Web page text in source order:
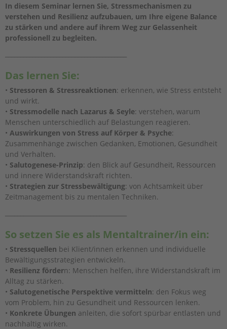
In diesem Seminar lernen Sie, Stressmechanismen zu
verstehen und Resilienz aufzubauen, um Ihre eigene Balance
zu stärken und andere auf ihrem Weg zur Gelassenheit
professionell zu begleiten.
Das lernen Sie:
• Stressoren & Stressreaktionen: erkennen, wie Stress entsteht
und wirkt.
• Stressmodelle nach Lazarus & Seyle: verstehen, warum
Menschen unterschiedlich auf Belastungen reagieren.
• Auswirkungen von Stress auf Körper & Psyche:
Zusammenhänge zwischen Gedanken, Emotionen, Gesundheit
und Verhalten.
• Salutogenese-Prinzip: den Blick auf Gesundheit, Ressourcen
und innere Widerstandskraft richten.
• Strategien zur Stressbewältigung: von Achtsamkeit über
Zeitmanagement bis zu mentalen Techniken.
So setzen Sie es als Mentaltrainer/in ein:
• Stressquellen bei Klient/innen erkennen und individuelle
Bewältigungsstrategien entwickeln.
• Resilienz fördern: Menschen helfen, ihre Widerstandskraft im
Alltag zu stärken.
• Salutogenetische Perspektive vermitteln: den Fokus weg
vom Problem, hin zu Gesundheit und Ressourcen lenken.
• Konkrete Übungen anleiten, die sofort spürbar entlasten und
nachhaltig wirken.